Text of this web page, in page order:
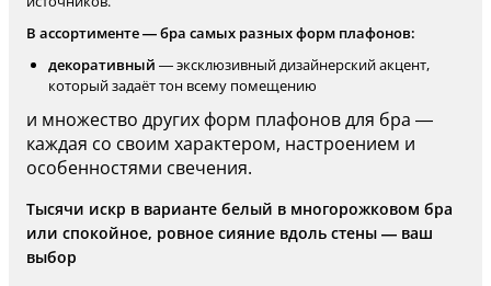
В ассортименте — бра самых разных форм плафонов:
декоративный — эксклюзивный дизайнерский акцент,
который задаёт тон всему помещению
и множество других форм плафонов для бра —
каждая со своим характером, настроением и
особенностями свечения.
Тысячи искр в варианте белый в многорожковом бра
или спокойное, ровное сияние вдоль стены — ваш
выбор